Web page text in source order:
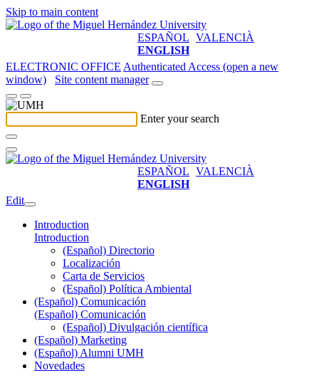
Skip to main content
ESPAÑOL VALENCIÀ
ENGLISH
ELECTRONIC OFFICE Authenticated Access (open a new
window)
Site content manager
Enter your search
ESPAÑOL VALENCIÀ
ENGLISH
Edit
Introduction
Introduction
(Español) Directorio
Localización
Carta de Servicios
(Español) Política Ambiental
(Español) Comunicación
(Español) Comunicación
(Español) Divulgación científica
(Español) Marketing
(Español) Alumni UMH
Novedades